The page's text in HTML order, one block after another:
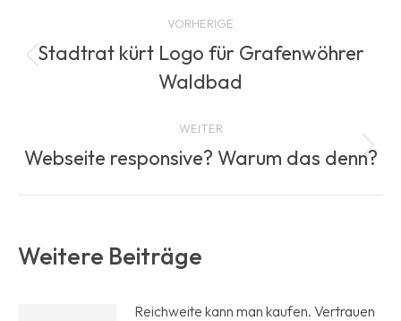
VORHERIGE
Vorheriger
Beitrag:
Stadtrat kürt Logo für Grafenwöhrer
Waldbad
WEITER
Nächster
Webseite responsive? Warum das denn?
Weitere Beiträge
Reichweite kann man kaufen. Vertrauen